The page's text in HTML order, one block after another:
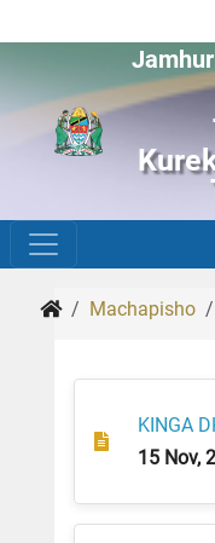
Machapisho
KINGA
15 Nov,